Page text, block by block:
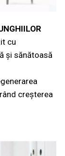
cu
și sănătoasă
creșterea